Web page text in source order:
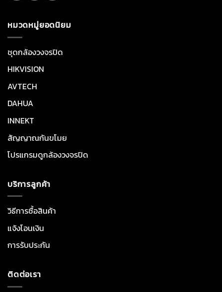
หมวดหมู่ยอดนิยม
ชุดกล้องวงจรปิด
HIKVISION
AVTECH
DAHUA
INNEKT
สัญญาณกันขโมย
โปรแกรมดูกล้องวงจรปิด
บริการลูกค้า
วิธีการซื้อสินค้า
แจ้งโอนเงิน
การรับประกัน
ติดต่อเรา